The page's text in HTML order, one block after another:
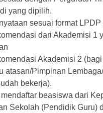
yang dipilih.
sesuai format
dari Akademisi 1
Akademisi 2 (bagi
atasan/Pimpinan
bekerja).
beasiswa dari
Sekolah (Pendidik Guru)